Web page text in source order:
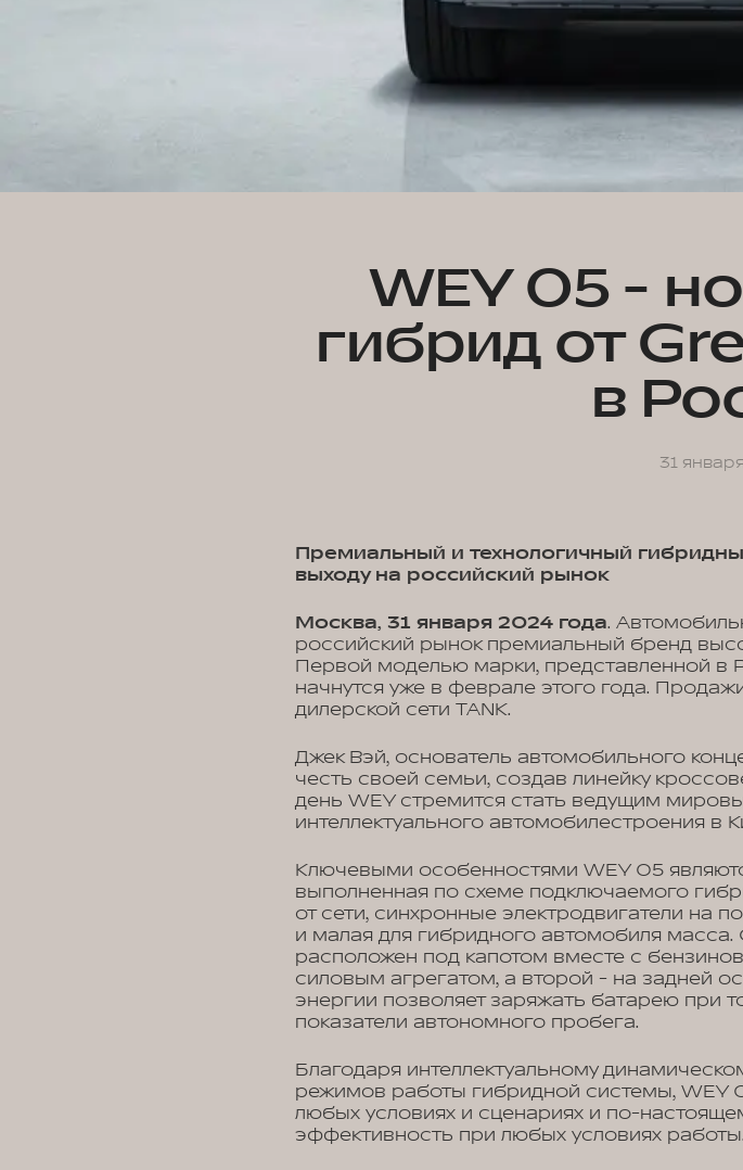
WEY 05 -
гибрид от
в
31
Премиальный и технологичный
выходу на российский рынок
Москва, 31 января 2024 года.
российский рынок премиальный бренд
Первой моделью марки, представленной в
начнутся уже в феврале этого года.
дилерской сети TANK.
Джек Вэй, основатель автомобильного
честь своей семьи, создав линейку
день WEY стремится стать ведущим
интеллектуального автомобилестроения в
Ключевыми особенностями WEY 05
выполненная по схеме подключаемого
от сети, синхронные электродвигатели на
и малая для гибридного автомобиля
расположен под капотом вместе с
силовым агрегатом, а второй - на задней
энергии позволяет заряжать батарею при
показатели автономного пробега.
Благодаря интеллектуальному
режимов работы гибридной системы,
любых условиях и сценариях и по-
эффективность при любых условиях работы.